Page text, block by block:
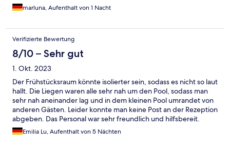
marluna, Aufenthalt von 1 Nacht
Verifizierte Bewertung
8/10 – Sehr gut
1. Okt. 2023
Der Frühstücksraum könnte isolierter sein, sodass es nicht so laut
hallt. Die Liegen waren alle sehr nah um den Pool, sodass man
sehr nah aneinander lag und in dem kleinen Pool umrandet von
anderen Gästen. Leider konnte man keine Post an der Rezeption
abgeben. Das Personal war sehr freundlich und hilfsbereit.
Emilia Lu, Aufenthalt von 5 Nächten